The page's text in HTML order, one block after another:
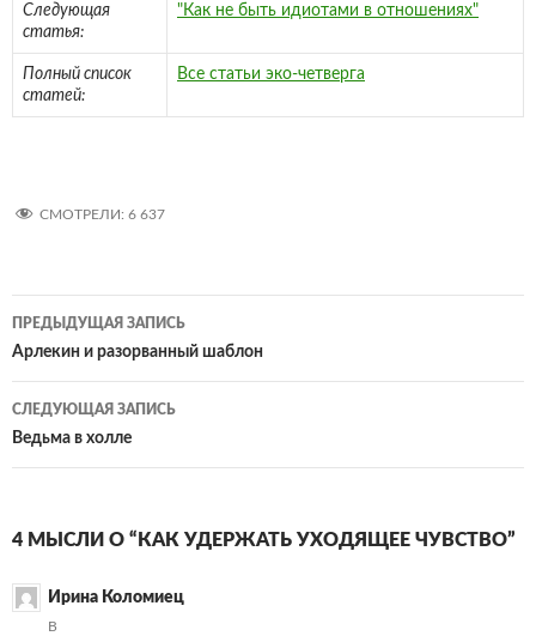
Следующая
статья:
"Как не быть идиотами в отношениях"
Полный список
статей:
Все статьи эко-четверга
СМОТРЕЛИ: 6 637
Навигация
по
записям
ПРЕДЫДУЩАЯ ЗАПИСЬ
Арлекин и разорванный шаблон
СЛЕДУЮЩАЯ ЗАПИСЬ
Ведьма в холле
4 МЫСЛИ О “КАК УДЕРЖАТЬ УХОДЯЩЕЕ ЧУВСТВО”
Ирина Коломиец
В